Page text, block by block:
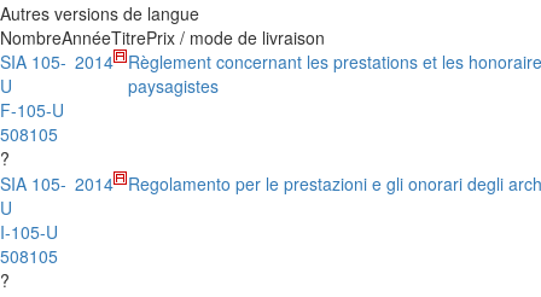
Autres versions de langue
NombreAnnéeTitrePrix / mode de livraison
SIA 105-
U
F-105-U
508105
?
2014
Règlement concernant les prestations et les
paysagistes
SIA 105-
U
I-105-U
508105
?
2014 Regolamento per le prestazioni e gli onorari degli